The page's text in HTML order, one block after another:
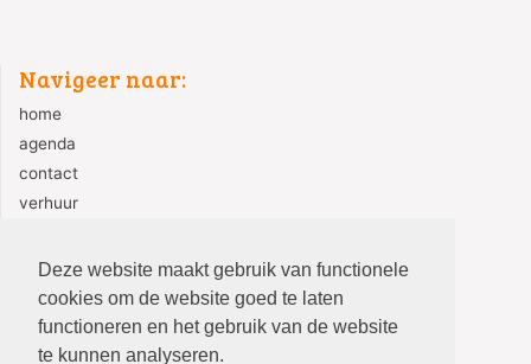
Deze website maakt gebruik van functionele
cookies om de website goed te laten
functioneren en het gebruik van de website
te kunnen analyseren.
Navigeer naar:
home
agenda
contact
verhuur